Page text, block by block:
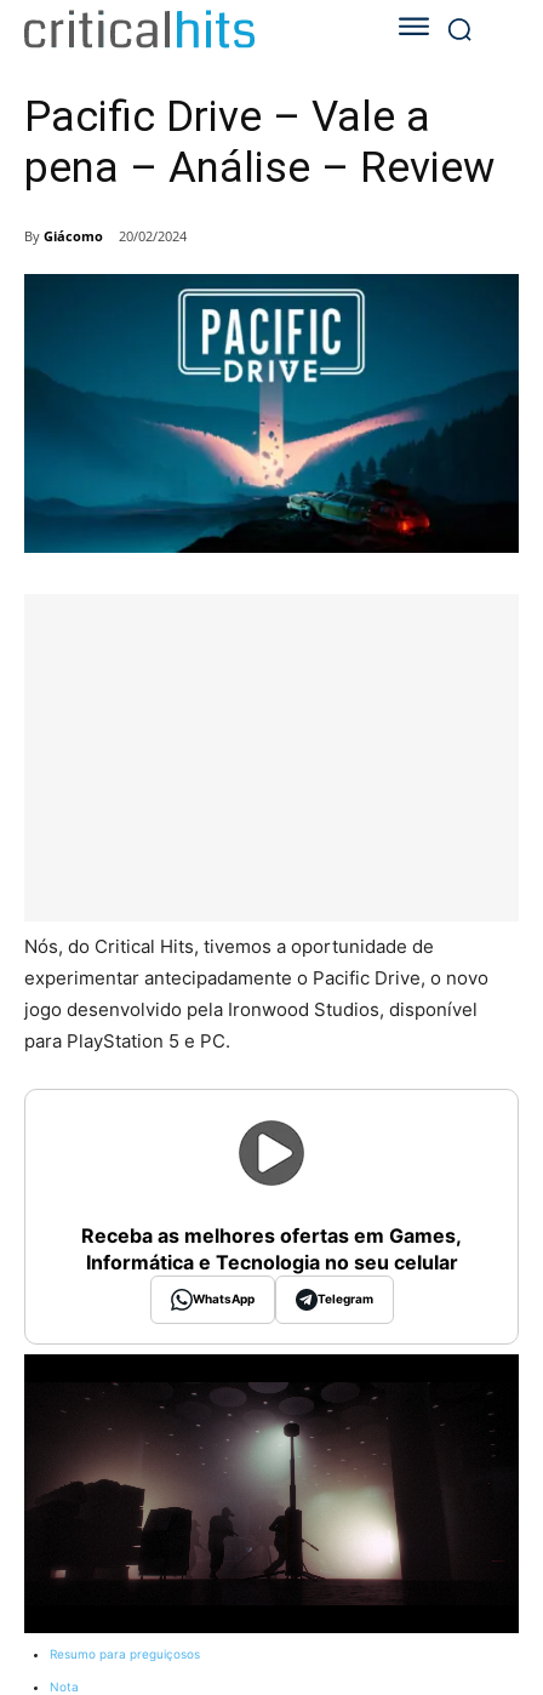
Pacific Drive – Vale a
pena – Análise – Review
By Giácomo 20/02/2024
Nós, do Critical Hits, tivemos a oportunidade de
experimentar antecipadamente o Pacific Drive, o novo
jogo desenvolvido pela Ironwood Studios, disponível
para PlayStation 5 e PC.
Receba as melhores ofertas em Games,
Informática e Tecnologia no seu celular
WhatsApp Telegram
Resumo para preguiçosos
Nota